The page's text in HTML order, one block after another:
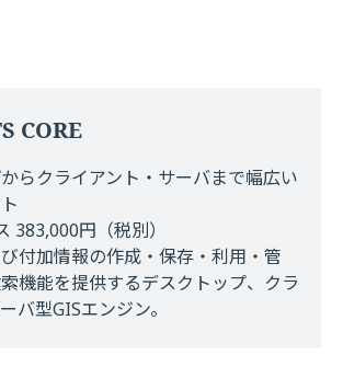
CORE
らクライアント・サーバまで幅広い
ト
383,000円（税別）
付加情報の作成・保存・利用・管
機能を提供するデスクトップ、クラ
バ型GISエンジン。